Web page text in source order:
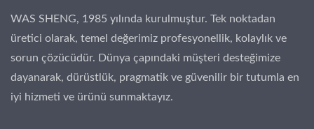
WAS SHENG, 1985 yılında kurulmuştur. Tek noktadan
üretici olarak, temel değerimiz profesyonellik, kolaylık ve
sorun çözücüdür. Dünya çapındaki müşteri desteğimize
dayanarak, dürüstlük, pragmatik ve güvenilir bir tutumla en
iyi hizmeti ve ürünü sunmaktayız.